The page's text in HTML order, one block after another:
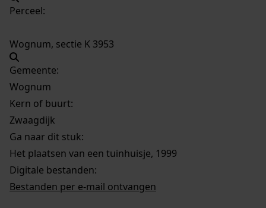
Perceel:
Wognum, sectie K 3953
Gemeente:
Wognum
Kern of buurt:
Zwaagdijk
Ga naar dit stuk:
Het plaatsen van een tuinhuisje, 1999
Digitale bestanden:
Bestanden per e-mail ontvangen